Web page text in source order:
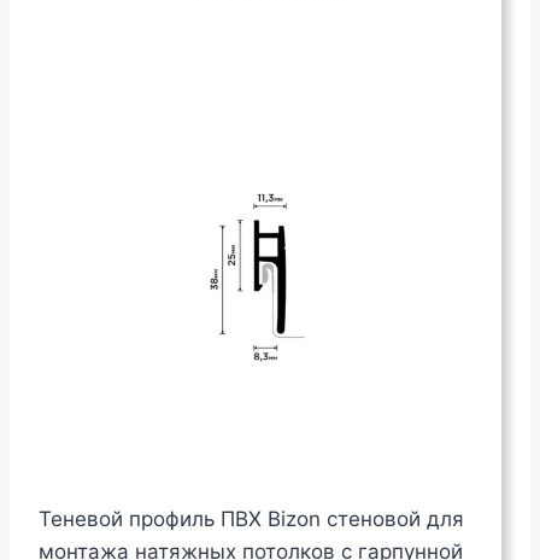
Теневой профиль ПВХ Bizon стеновой для
монтажа натяжных потолков с гарпунной